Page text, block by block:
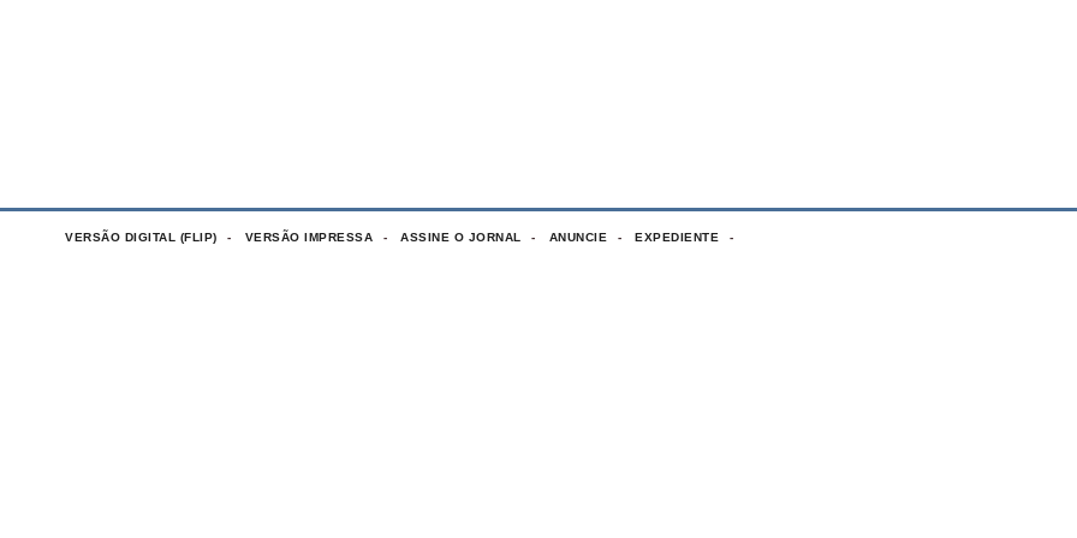
VERSÃO DIGITAL (FLIP) VERSÃO IMPRESSA ASSINE O JORNAL ANUNCIE EXPEDIENTE